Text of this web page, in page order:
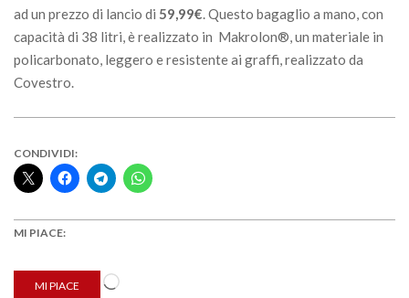
ad un prezzo di lancio di 59,99€. Questo bagaglio a mano, con
capacità di 38 litri, è realizzato in Makrolon®, un materiale in
policarbonato, leggero e resistente ai graffi, realizzato da
Covestro.
CONDIVIDI:
MI PIACE:
MI PIACE
Caricamento